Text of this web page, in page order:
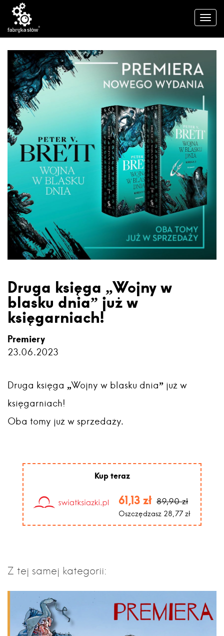
Druga księga „Wojny w
blasku dnia” już w
księgarniach!
Premiery
23.06.2023
Druga księga „Wojny w blasku dnia” już w
księgarniach!
Oba tomy już w sprzedaży.
Kup teraz
61,13 zł 89,90 zł
Oszczędzasz 28,77 zł
Z tej samej kategorii: